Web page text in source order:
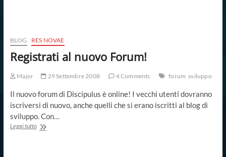
BLOG RES NOVAE
Registrati al nuovo Forum!
Major 29 Settembre 2008 4 Comments forum sviluppo
Il nuovo forum di Discipulus è online! I vecchi utenti dovranno
iscriversi di nuovo, anche quelli che si erano iscritti al blog di
sviluppo. Con…
Leggi tuttoRegistrati